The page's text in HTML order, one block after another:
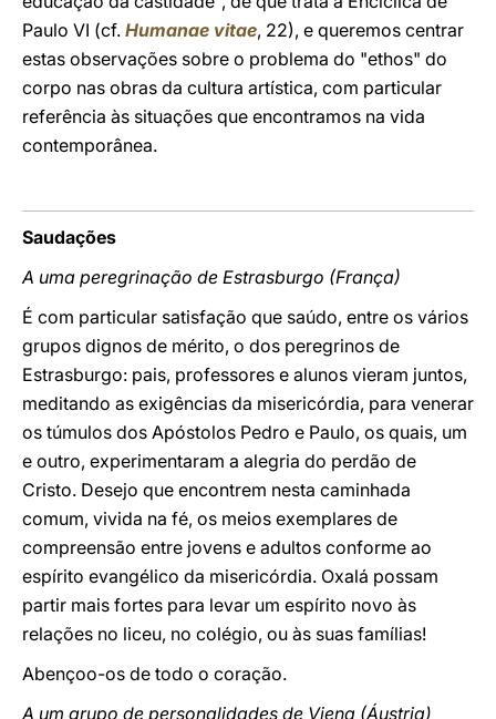
Paulo VI (cf. Humanae vitae, 22), e queremos centrar
estas observações sobre o problema do "ethos" do
corpo nas obras da cultura artística, com particular
referência às situações que encontramos na vida
contemporânea.
Saudações
A uma peregrinação de Estrasburgo (França)
É com particular satisfação que saúdo, entre os vários
grupos dignos de mérito, o dos peregrinos de
Estrasburgo: pais, professores e alunos vieram juntos,
meditando as exigências da misericórdia, para venerar
os túmulos dos Apóstolos Pedro e Paulo, os quais, um
e outro, experimentaram a alegria do perdão de
Cristo. Desejo que encontrem nesta caminhada
comum, vivida na fé, os meios exemplares de
compreensão entre jovens e adultos conforme ao
espírito evangélico da misericórdia. Oxalá possam
partir mais fortes para levar um espírito novo às
relações no liceu, no colégio, ou às suas famílias!
Abençoo-os de todo o coração.
A um grupo de personalidades de Viena (Áustria)